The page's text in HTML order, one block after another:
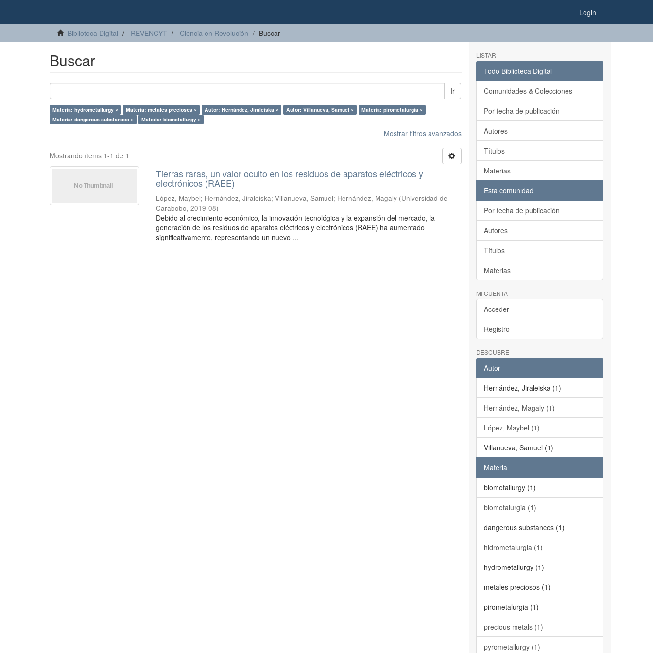
Login
Biblioteca Digital REVENCYT Ciencia en Revolución Buscar
Buscar
Ir
Materia: hydrometallurgy × Materia: metales preciosos × Autor: Hernández, Jiraleiska × Autor: Villanueva, Samuel ×
Materia: pirometalurgia ×
Materia: dangerous substances ×
Materia: biometallurgy ×
Mostrar filtros avanzados
Mostrando ítems 1-1 de 1
Tierras raras, un valor oculto en los residuos de aparatos eléctricos y
electrónicos (RAEE)
López, Maybel; Hernández, Jiraleiska;Villanueva, Samuel; Hernández, Magaly (Universidad de
Carabobo,2019-08)
Debido al crecimiento económico, la innovación tecnológica y la expansión del mercado, la
generación de los residuos de aparatos eléctricos y electrónicos (RAEE) ha aumentado
significativamente, representando un nuevo ...
LISTAR
Todo Biblioteca Digital
Comunidades & Colecciones
Por fecha de publicación
Autores
Títulos
Materias
Esta comunidad
Por fecha de publicación
Autores
Títulos
Materias
MI CUENTA
Acceder
Registro
DESCUBRE
Autor
Hernández, Jiraleiska (1)
Hernández, Magaly (1)
López, Maybel (1)
Villanueva, Samuel (1)
Materia
biometallurgy (1)
biometalurgia (1)
dangerous substances (1)
hidrometalurgia (1)
hydrometallurgy (1)
metales preciosos (1)
pirometalurgia (1)
precious metals (1)
pyrometallurgy (1)